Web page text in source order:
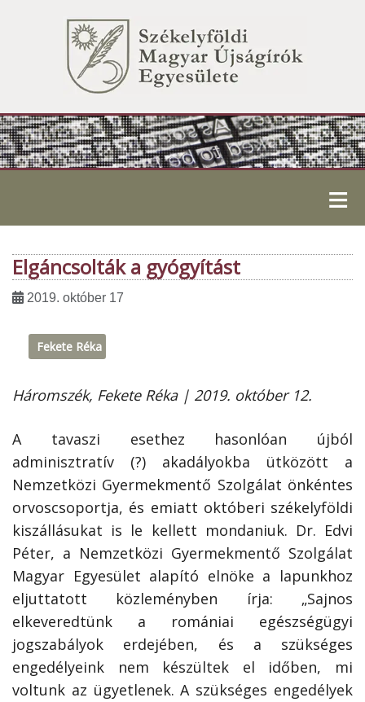
≡
Elgáncsolták a gyógyítást
2019. október 17
Fekete Réka
Háromszék, Fekete Réka | 2019. október 12.
A tavaszi esethez hasonlóan újból
adminisztratív (?) akadályokba ütközött a
Nemzetközi Gyermekmentő Szolgálat önkéntes
orvoscsoportja, és emiatt októberi székelyföldi
kiszállásukat is le kellett mondaniuk. Dr. Edvi
Péter, a Nemzetközi Gyermekmentő Szolgálat
Magyar Egyesület alapító elnöke a lapunkhoz
eljuttatott közleményben írja: „Sajnos
elkeveredtünk a romániai egészségügyi
jogszabályok erdejében, és a szükséges
engedélyeink nem készültek el időben, mi
voltunk az ügyetlenek. A szükséges engedélyek